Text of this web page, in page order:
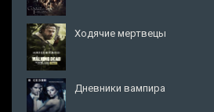
Ходячие мертвецы
Дневники вампира